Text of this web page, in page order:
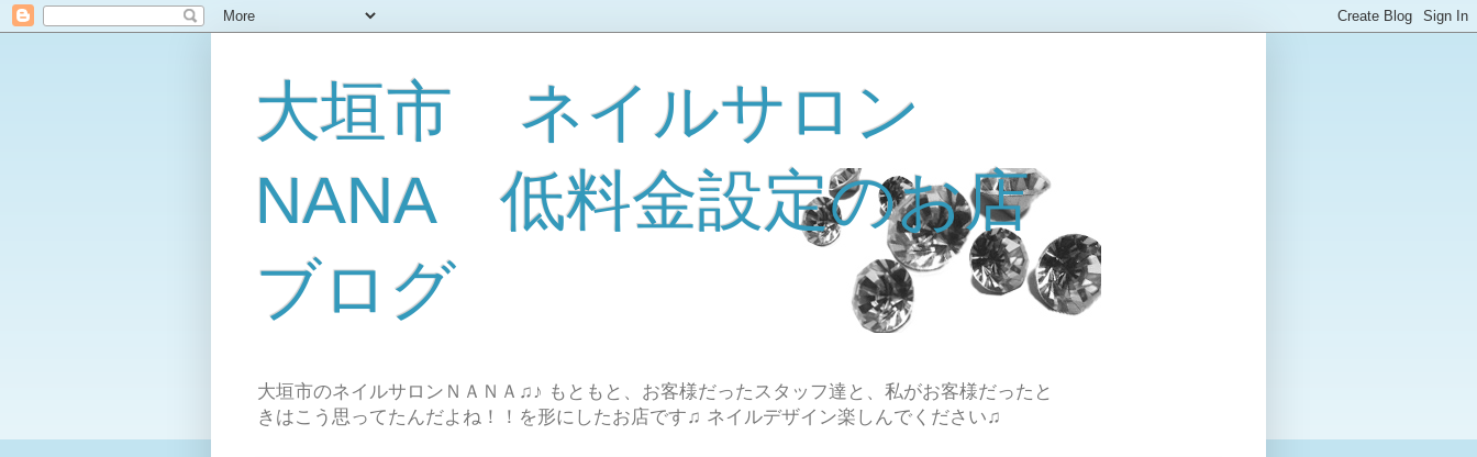
大垣市 ネイルサロン
NANA 低料金設定のお店
ブログ
大垣市のネイルサロンＮＡＮＡ♫♪ もともと、お客様だったスタッフ達と、私がお客様だったと
きはこう思ってたんだよね！！を形にしたお店です♫ ネイルデザイン楽しんでください♫